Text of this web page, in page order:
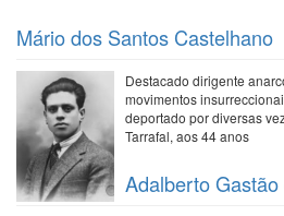
Mário dos Santos Castelhano
Destacado dirigente
movimentos
deportado por diversas
Tarrafal, aos 44 anos
Adalberto